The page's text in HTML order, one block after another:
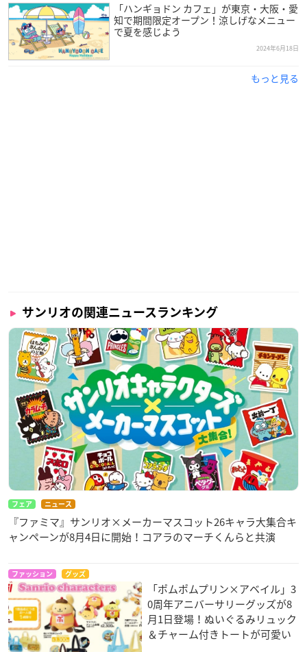
「ハンギョドン カフェ」が東京・大阪・愛
知で期間限定オープン！涼しげなメニュー
で夏を感じよう
2024年6月18日
もっと見る
サンリオの関連ニュースランキング
フェア ニュース
『ファミマ』サンリオ×メーカーマスコット26キャラ大集合キ
ャンペーンが8月4日に開始！コアラのマーチくんらと共演
ファッション グッズ
「ポムポムプリン×アベイル」3
0周年アニバーサリーグッズが8
月1日登場！ぬいぐるみリュック
＆チャーム付きトートが可愛い